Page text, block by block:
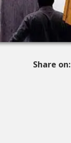
Share on: